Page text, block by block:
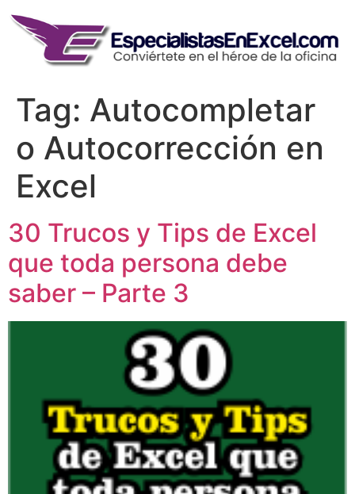
content
Tag: Autocompletar
o Autocorrección en
Excel
30 Trucos y Tips de Excel
que toda persona debe
saber – Parte 3